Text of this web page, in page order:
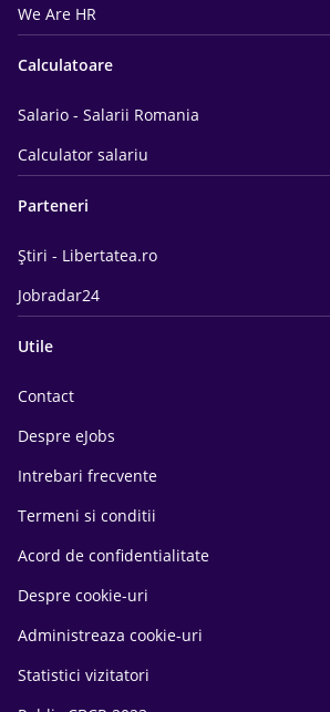
We Are HR
Calculatoare
Salario - Salarii Romania
Calculator salariu
Parteneri
Știri - Libertatea.ro
Jobradar24
Utile
Contact
Despre eJobs
Intrebari frecvente
Termeni si conditii
Acord de confidentialitate
Despre cookie-uri
Administreaza cookie-uri
Statistici vizitatori